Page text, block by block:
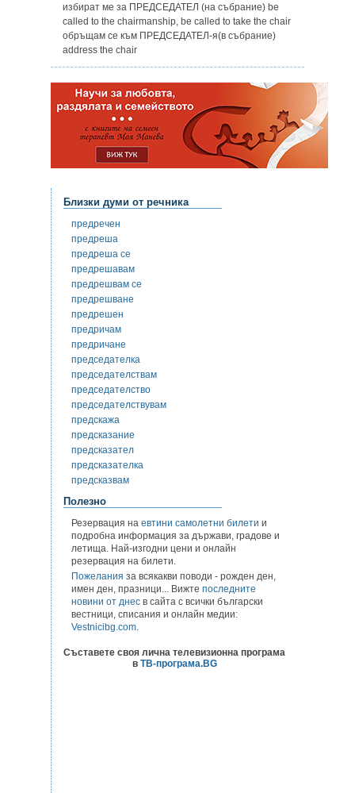
избират ме за ПРЕДСЕДАТЕЛ (на събрание) be
called to the chairmanship, be called to take the chair
обръщам се към ПРЕДСЕДАТЕЛ-я(в събрание)
address the chair
Близки думи от речника
предречен
предреша
предреша се
предрешавам
предрешвам се
предрешване
предрешен
предричам
предричане
председателка
председателствам
председателство
председателствувам
предскажа
предсказание
предсказател
предсказателка
предсказвам
Полезно
Резервация на евтини самолетни билети и
подробна информация за държави, градове и
летища. Най-изгодни цени и онлайн
резервация на билети.
Пожелания за всякакви поводи - рожден ден,
имен ден, празници... Вижте последните
новини от днес в сайта с всички български
вестници, списания и онлайн медии:
Vestnicibg.com.
Съставете своя лична телевизионна програма
в ТВ-програма.BG